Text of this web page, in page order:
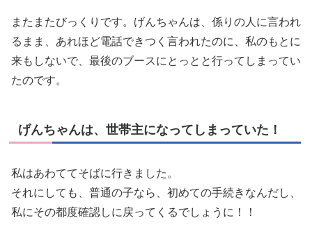
またまたびっくりです。げんちゃんは、係りの人に言われ
るまま、あれほど電話できつく言われたのに、私のもとに
来もしないで、最後のブースにとっとと行ってしまってい
たのです。
げんちゃんは、世帯主になってしまっていた！
私はあわててそばに行きました。
それにしても、普通の子なら、初めての手続きなんだし、
私にその都度確認しに戻ってくるでしょうに！！